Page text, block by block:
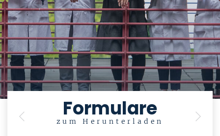
Formulare
zum Herunterladen
Previous Next